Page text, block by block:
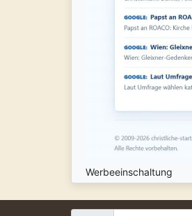
Werbeeinschaltung